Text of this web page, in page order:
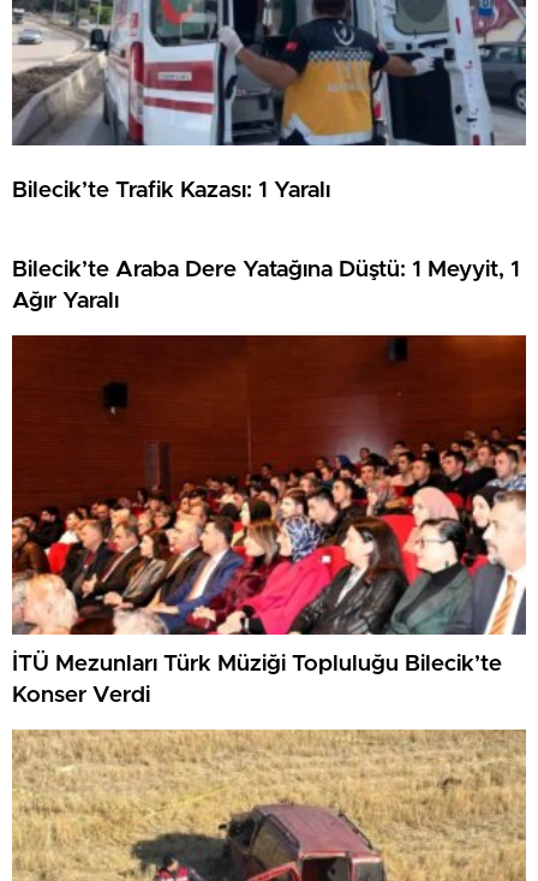
Bilecik’te Trafik Kazası: 1 Yaralı
Bilecik’te Araba Dere Yatağına Düştü: 1 Meyyit, 1
Ağır Yaralı
İTÜ Mezunları Türk Müziği Topluluğu Bilecik’te
Konser Verdi